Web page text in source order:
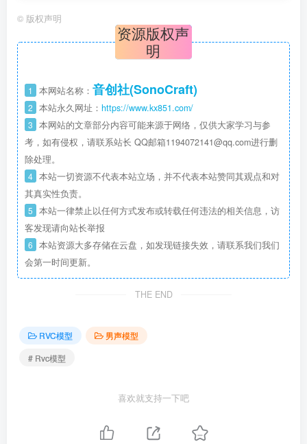
© 版权声明
资源版权声
明
1 本网站名称： 音创社(SonoCraft)
2 本站永久网址： https://www.kx851.com/
3 本网站的文章部分内容可能来源于网络，仅供大家学习与参
考，如有侵权，请联系站长 QQ邮箱1194072141@qq.com进行删
除处理。
4 本站一切资源不代表本站立场，并不代表本站赞同其观点和对
其真实性负责。
5 本站一律禁止以任何方式发布或转载任何违法的相关信息，访
客发现请向站长举报
6 本站资源大多存储在云盘，如发现链接失效，请联系我们我们
会第一时间更新。
THE END
RVC模型
男声模型
# Rvc模型
喜欢就支持一下吧